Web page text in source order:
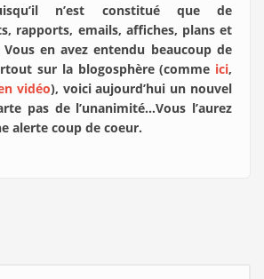
n’est constitué que de
rapports, emails, affiches, plans et
en avez entendu beaucoup de
sur la blogosphère (comme ici,
vidéo), voici aujourd’hui un nouvel
pas de l’unanimité…Vous l’aurez
alerte coup de coeur.